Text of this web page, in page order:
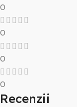
0
0
0
0
Recenzii